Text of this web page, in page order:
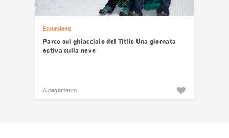
Escursione
Parco sul ghiacciaio del Titlis Una giornata
estiva sulla neve
A pagamento